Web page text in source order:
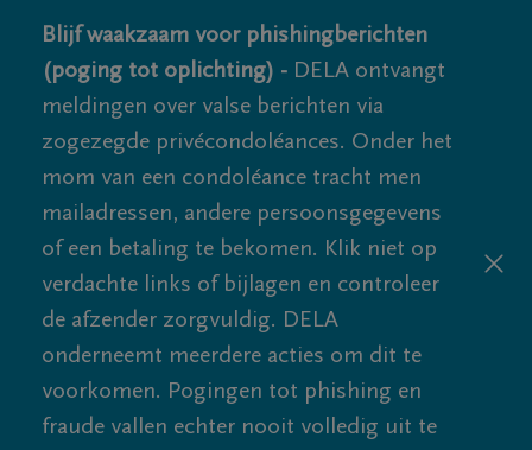
Blijf waakzaam voor phishingberichten
(poging tot oplichting) - DELA ontvangt
meldingen over valse berichten via
zogezegde privécondoléances. Onder het
mom van een condoléance tracht men
mailadressen, andere persoonsgegevens
of een betaling te bekomen. Klik niet op
verdachte links of bijlagen en controleer
de afzender zorgvuldig. DELA
onderneemt meerdere acties om dit te
voorkomen. Pogingen tot phishing en
fraude vallen echter nooit volledig uit te